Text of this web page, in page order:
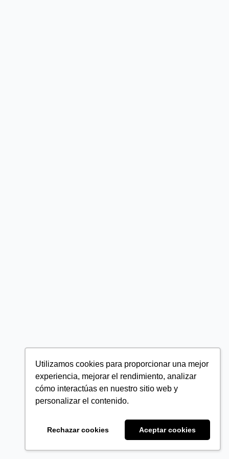
Utilizamos cookies para proporcionar una mejor
experiencia, mejorar el rendimiento, analizar
cómo interactúas en nuestro sitio web y
personalizar el contenido.
Rechazar cookies Aceptar cookies